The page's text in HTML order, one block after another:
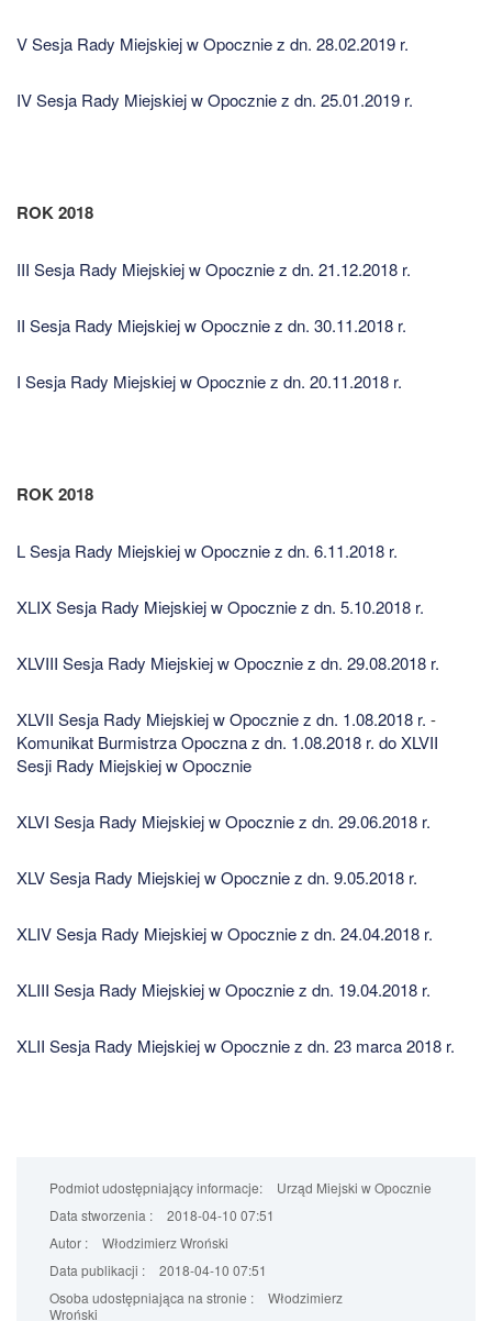
V Sesja Rady Miejskiej w Opocznie z dn. 28.02.2019 r.
IV Sesja Rady Miejskiej w Opocznie z dn. 25.01.2019 r.
ROK 2018
III Sesja Rady Miejskiej w Opocznie z dn. 21.12.2018 r.
II Sesja Rady Miejskiej w Opocznie z dn. 30.11.2018 r.
I Sesja Rady Miejskiej w Opocznie z dn. 20.11.2018 r.
ROK 2018
L Sesja Rady Miejskiej w Opocznie z dn. 6.11.2018 r.
XLIX Sesja Rady Miejskiej w Opocznie z dn. 5.10.2018 r.
XLVIII Sesja Rady Miejskiej w Opocznie z dn. 29.08.2018 r.
XLVII Sesja Rady Miejskiej w Opocznie z dn. 1.08.2018 r. -
Komunikat Burmistrza Opoczna z dn. 1.08.2018 r. do XLVII
Sesji Rady Miejskiej w Opocznie
XLVI Sesja Rady Miejskiej w Opocznie z dn. 29.06.2018 r.
XLV Sesja Rady Miejskiej w Opocznie z dn. 9.05.2018 r.
XLIV Sesja Rady Miejskiej w Opocznie z dn. 24.04.2018 r.
XLIII Sesja Rady Miejskiej w Opocznie z dn. 19.04.2018 r.
XLII Sesja Rady Miejskiej w Opocznie z dn. 23 marca 2018 r.
Podmiot udostępniający informacje:
Urząd Miejski w Opocznie
Data stworzenia :
2018-04-10 07:51
Autor :
Włodzimierz Wroński
Data publikacji :
2018-04-10 07:51
Osoba udostępniająca na stronie :
Włodzimierz
Wroński